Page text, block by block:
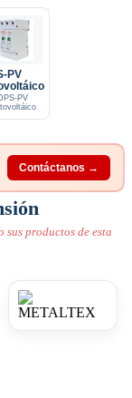
PV
PV
Contáctanos →
productos de esta